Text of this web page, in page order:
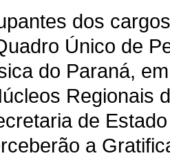
dos
Único de
do Paraná,
Regionais
de
a